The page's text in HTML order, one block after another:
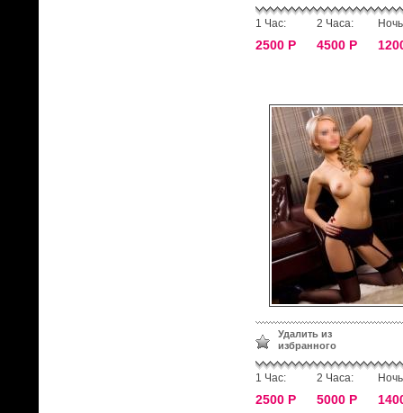
1 Час:
2500 Р
2 Часа:
4500 Р
Удалить из
избранного
1 Час:
2500 Р
2 Часа:
5000 Р